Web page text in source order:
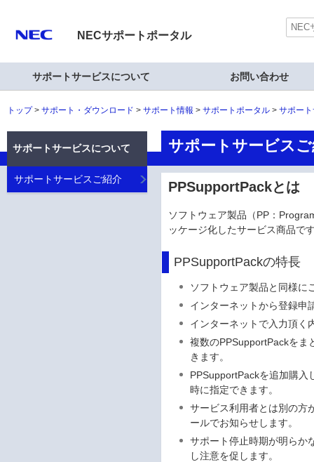
NECサポートポータル
サポートサービスについて お問い合わせ
トップ サポート・ダウンロード サポート情報 サポートポータル サポー
サポートサービス
PPSupportPackとは
ソフトウェア製品（PP：
ッケージ化したサービス商品で
PPSupportPackの特長
ソフトウェア製品と同様に
インターネットから登録申
インターネットで入力頂く
複数のPPSupportPackをま
きます。
PPSupportPackを追加購入
時に指定できます。
サービス利用者とは別の方
ールでお知らせします。
サポート停止時期が明らか
し注意を促します。
サポートサービスについて
サポートサービスご紹介